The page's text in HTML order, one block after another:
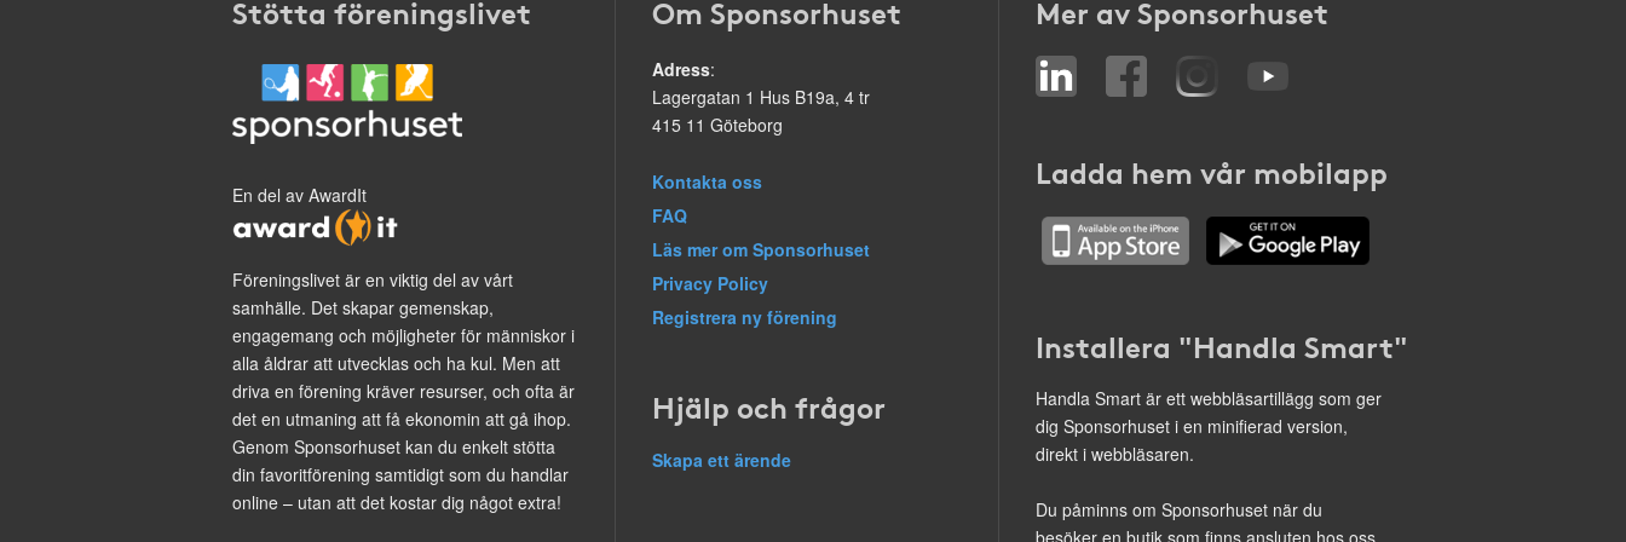
Stötta föreningslivet
En del av AwardIt
Föreningslivet är en viktig del av vårt
samhälle. Det skapar gemenskap,
engagemang och möjligheter för människor i
alla åldrar att utvecklas och ha kul. Men att
driva en förening kräver resurser, och ofta är
det en utmaning att få ekonomin att gå ihop.
Genom Sponsorhuset kan du enkelt stötta
din favoritförening samtidigt som du handlar
online – utan att det kostar dig något extra!
Om Sponsorhuset
Adress:
Lagergatan 1 Hus B19a, 4 tr
415 11 Göteborg
Kontakta oss
FAQ
Läs mer om Sponsorhuset
Privacy Policy
Registrera ny förening
Hjälp och frågor
Skapa ett ärende
Mer av Sponsorhuset
Ladda hem vår mobilapp
Installera "Handla Smart"
Handla Smart är ett webbläsartillägg som ger
dig Sponsorhuset i en minifierad version,
direkt i webbläsaren.
Du påminns om Sponsorhuset när du